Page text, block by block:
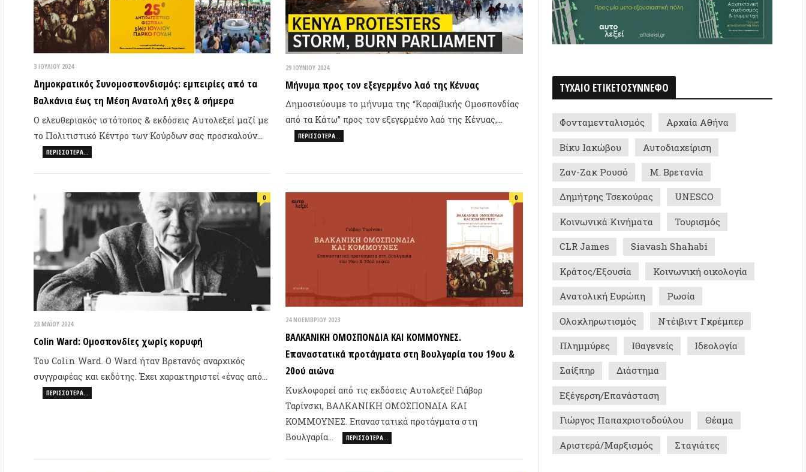
Ο ελευθεριακός ιστότοπος & εκδόσεις Αυτολεξεί μαζί με
το Πολιτιστικό Κέντρο των Κούρδων σας προσκαλούν…
ΠΕΡΙΣΣΌΤΕΡΑ…
από τα Κάτω” προς τον εξεγερμένο λαό της Κένυας,…
ΠΕΡΙΣΣΌΤΕΡΑ…
23 ΜΑΪ́ΟΥ 2024
Colin Ward: Ομοσπονδίες χωρίς κορυφή
Του Colin Ward. Ο Ward ήταν Βρετανός αναρχικός
συγγραφέας και εκδότης. Έχει χαρακτηριστεί «ένας από…
ΠΕΡΙΣΣΌΤΕΡΑ…
ΒΑΛΚΑΝΙΚΗ ΟΜΟΣΠΟΝΔΙΑ ΚΑΙ ΚΟΜΜΟΥΝΕΣ.
Επαναστατικά προτάγματα στη Βουλγαρία του 19ου &
20ού αιώνα
Κυκλοφορεί από τις εκδόσεις Αυτολεξεί! Γιάβορ
Ταρίνσκι, ΒΑΛΚΑΝΙΚΗ ΟΜΟΣΠΟΝΔΙΑ ΚΑΙ
ΚΟΜΜΟΥΝΕΣ. Επαναστατικά προτάγματα στη
Βουλγαρία…
ΠΕΡΙΣΣΌΤΕΡΑ…
Voices for an Israel-Palestine Confederation
Φονταμενταλισμός Αρχαία Αθήνα
Βίκυ Ιακώβου Αυτοδιαχείριση
Ζαν-Ζακ Ρουσό
Δημήτρης Τσεκούρας UNESCO
Κοινωνικά Κινήματα Τουρισμός
Siavash Shahabi
Κράτος/Εξουσία Κοινωνική οικολογία
Ανατολική Ευρώπη Ρωσία
Ολοκληρωτισμός Ντέιβιντ Γκρέμπερ
Πλημμύρες Ιθαγενείς Ιδεολογία
Διάστημα
Εξέγερση/Επανάσταση
Γιώργος Παπαχριστοδούλου Θέαμα
Αριστερά/Μαρξισμός Σταγιάτες
ΠΟΛΙΤΕΣ ΜΕ ΜΝΗΜΗ - ΙΣΤΟΡΙΚΑ